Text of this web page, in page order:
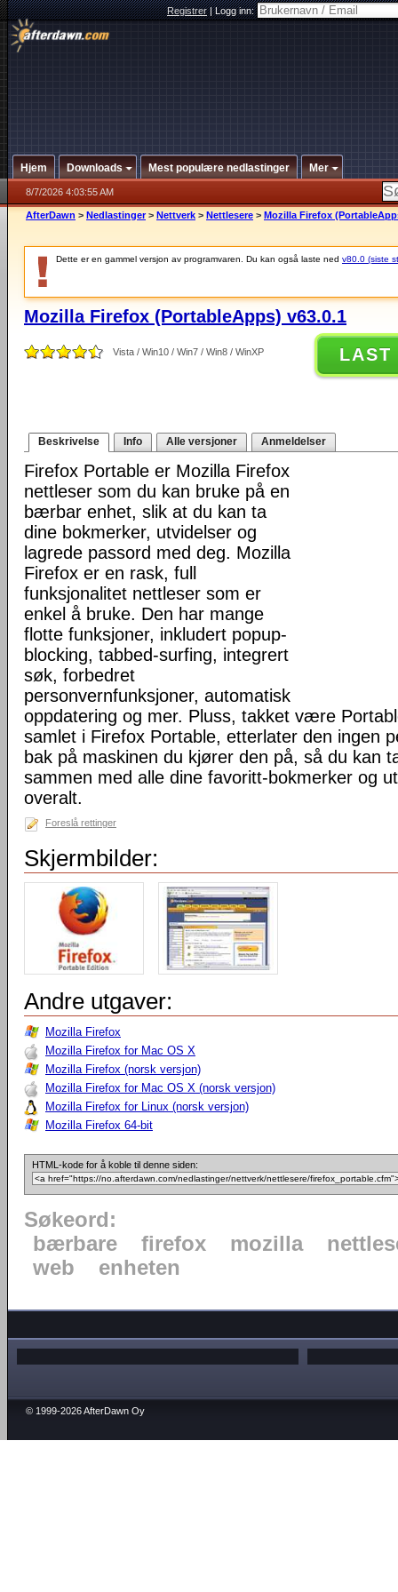
Registrer|Logg inn:
Hjem Downloads Mest populære nedlastinger Mer
8/7/2026 4:03:55 AM
AfterDawn > Nedlastinger > Nettverk > Nettlesere > Mozilla Firefox
Dette er en gammel versjon av programvaren. Du kan også laste ned v80.0 (siste
Mozilla Firefox (PortableApps) v63.0.1
Vista / Win10 / Win7 / Win8 / WinXP LAST
Beskrivelse Info Alle versjoner Anmeldelser
Firefox Portable er Mozilla Firefox
nettleser som du kan bruke på en
bærbar enhet, slik at du kan ta
dine bokmerker, utvidelser og
lagrede passord med deg. Mozilla
Firefox er en rask, full
funksjonalitet nettleser som er
enkel å bruke. Den har mange
flotte funksjoner, inkludert popup-
blocking, tabbed-surfing, integrert
søk, forbedret
personvernfunksjoner, automatisk
oppdatering og mer. Pluss, takket være
samlet i Firefox Portable, etterlater den ingen
bak på maskinen du kjører den på, så du kan
sammen med alle dine favoritt-bokmerker og
overalt.
Foreslå rettinger
Skjermbilder:
Andre utgaver:
Mozilla Firefox
Mozilla Firefox for Mac OS X
Mozilla Firefox (norsk versjon)
Mozilla Firefox for Mac OS X (norsk versjon)
Mozilla Firefox for Linux (norsk versjon)
Mozilla Firefox 64-bit
HTML-kode for å koble til denne siden:
Søkeord:
bærbare
firefox mozilla
web
enheten
© 1999-2026 AfterDawn Oy